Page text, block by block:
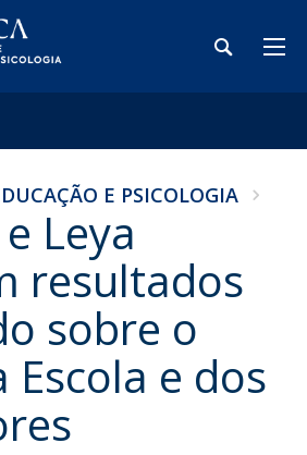
E PSICOLOGIA
Leya
resultados
sobre o
Escola e dos